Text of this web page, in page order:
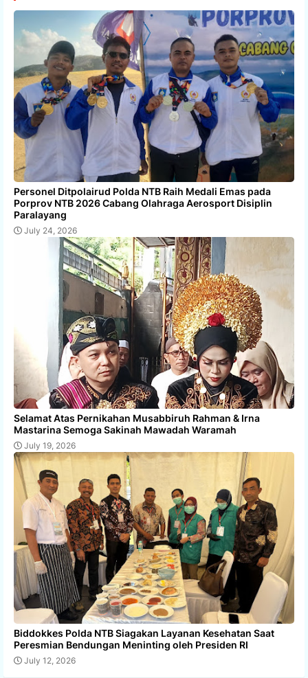
Personel Ditpolairud Polda NTB Raih Medali Emas pada
Porprov NTB 2026 Cabang Olahraga Aerosport Disiplin
Paralayang
July 24, 2026
Selamat Atas Pernikahan Musabbiruh Rahman & Irna
Mastarina Semoga Sakinah Mawadah Waramah
July 19, 2026
Biddokkes Polda NTB Siagakan Layanan Kesehatan Saat
Peresmian Bendungan Meninting oleh Presiden RI
July 12, 2026